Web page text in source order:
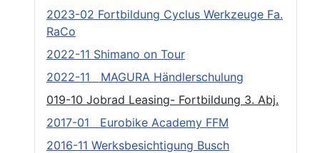
2023-02 Fortbildung Cyclus Werkzeuge Fa.
RaCo
2022-11 Shimano on Tour
2022-11 MAGURA Händlerschulung
019-10 Jobrad Leasing- Fortbildung 3. Abj.
2017-01 Eurobike Academy FFM
2016-11 Werksbesichtigung Busch